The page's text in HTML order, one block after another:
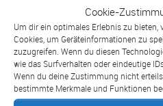
Cookie-
Um dir ein optimales Erlebnis zu bieten,
Cookies, um Geräteinformationen zu
zuzugreifen. Wenn du diesen
wie das Surfverhalten oder eindeutige
Wenn du deine Zustimmung nicht
bestimmte Merkmale und Funktionen
cursus dapibus nulla sit amet
tincidunt posuere velit, sit
sit amet. Vestibulum nec
mauris non, pulvinar neque.
ut lacinia.